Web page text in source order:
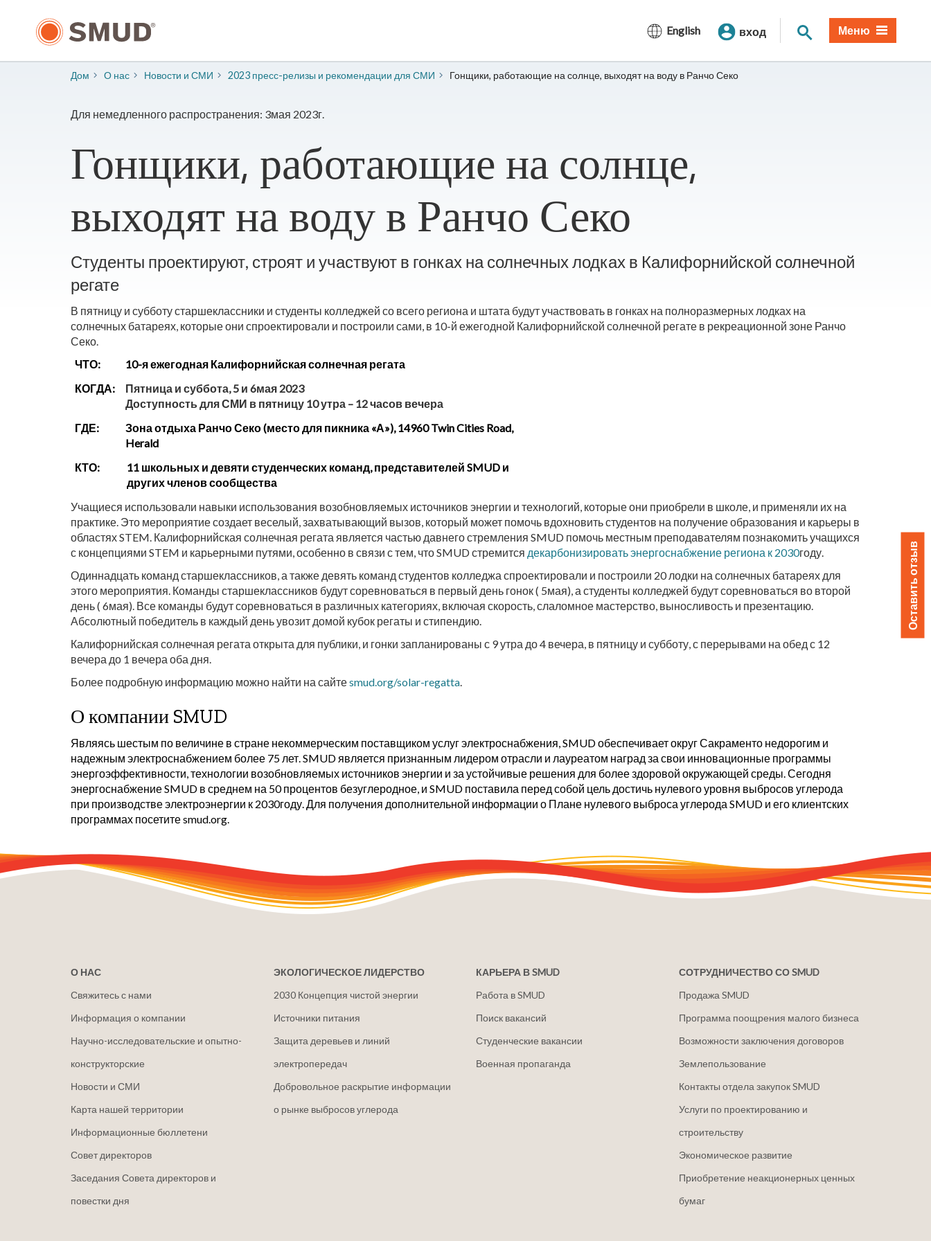
основному
English вход Поиск по сайту
Меню
Дом О нас ​Новости и СМИ 2023 пресс-релизы и рекомендации для СМИ Гонщики, работающие на солнце, выходят на воду в Ранчо Секо
Для немедленного распространения: 3мая 2023г.
Гонщики, работающие на солнце,
выходят на воду в Ранчо Секо
Студенты проектируют, строят и участвуют в гонках на солнечных лодках в Калифорнийской солнечной
регате
В пятницу и субботу старшеклассники и студенты колледжей со всего региона и штата будут участвовать в гонках на полноразмерных лодках на
солнечных батареях, которые они спроектировали и построили сами, в 10-й ежегодной Калифорнийской солнечной регате в рекреационной зоне Ранчо
Секо.
ЧТО:
10-я ежегодная Калифорнийская солнечная регата
КОГДА:
Пятница и суббота, 5 и 6мая 2023
Доступность для СМИ в пятницу 10 утра – 12 часов вечера
ГДЕ:
Зона отдыха Ранчо Секо (место для пикника «А»), 14960 Twin Cities Road,
Herald
КТО:
11 школьных и девяти студенческих команд, представителей SMUD и
других членов сообщества
Учащиеся использовали навыки использования возобновляемых источников энергии и технологий, которые они приобрели в школе, и применяли их на
практике. Это мероприятие создает веселый, захватывающий вызов, который может помочь вдохновить студентов на получение образования и карьеры в
областях STEM. Калифорнийская солнечная регата является частью давнего стремления SMUD помочь местным преподавателям познакомить учащихся
с концепциями STEM и карьерными путями, особенно в связи с тем, что SMUD стремится декарбонизировать энергоснабжение региона к 2030году.
Одиннадцать команд старшеклассников, а также девять команд студентов колледжа спроектировали и построили 20 лодки на солнечных батареях для
этого мероприятия. Команды старшеклассников будут соревноваться в первый день гонок ( 5мая), а студенты колледжей будут соревноваться во второй
день ( 6мая). Все команды будут соревноваться в различных категориях, включая скорость, слаломное мастерство, выносливость и презентацию.
Абсолютный победитель в каждый день увозит домой кубок регаты и стипендию.
Калифорнийская солнечная регата открыта для публики, и гонки запланированы с 9 утра до 4 вечера, в пятницу и субботу, с перерывами на обед с 12
вечера до 1 вечера оба дня.
Более подробную информацию можно найти на сайтеsmud.org/solar-regatta.
О компании SMUD
Являясь шестым по величине в стране некоммерческим поставщиком услуг электроснабжения, SMUD обеспечивает округ Сакраменто недорогим и
надежным электроснабжением более 75 лет. SMUD является признанным лидером отрасли и лауреатом наград за свои инновационные программы
энергоэффективности, технологии возобновляемых источников энергии и за устойчивые решения для более здоровой окружающей среды. Сегодня
энергоснабжение SMUD в среднем на 50 процентов безуглеродное, и SMUD поставила перед собой цель достичь нулевого уровня выбросов углерода
при производстве электроэнергии к 2030году.Для получения дополнительной информации о Плане нулевого выброса углерода SMUD и его клиентских
программах посетитеsmud.org.
О НАС
Свяжитесь с нами
Информация о компании
Научно-исследовательские и опытно-
конструкторские
Новости и СМИ
Карта нашей территории
Информационные бюллетени
Совет директоров
Заседания Совета директоров и
повестки дня
ЭКОЛОГИЧЕСКОЕ ЛИДЕРСТВО
2030 Концепция чистой энергии
Источники питания
Защита деревьев и линий
электропередач
Добровольное раскрытие информации
о рынке выбросов углерода
КАРЬЕРА В SMUD
Работа в SMUD
Поиск вакансий
Студенческие вакансии
Военная пропаганда
СОТРУДНИЧЕСТВО СО SMUD
Продажа SMUD
Программа поощрения малого бизнеса
Возможности заключения договоров
Землепользование
Контакты отдела закупок SMUD
Услуги по проектированию и
строительству
Экономическое развитие
Приобретение неакционерных ценных
бумаг
Оставить отзыв